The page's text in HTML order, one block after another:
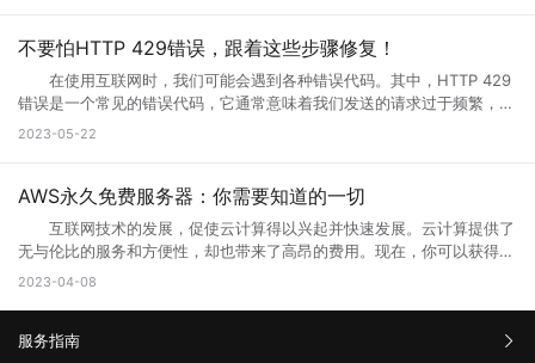
网站问题，也有可能只是网站正在升级，升级也是为了更好的保证用户访
问以及使用体验。当然也是为了安全性能，服务器软件功能会随着版本的
更新而提升。当现有的网站功能不能满足访问需求的时候也会及时升级提
未正确配置，则会导致出现502错误。如果代理服务器或网关未得到正确
配置，将无法正常地从上游服务器获取响应。 3、网络连接问题
果您的互联网连接出现问题或受到网络中断的干扰，则可能导致您的请求
无法成功连接到代理服务器或网关，这会导致错误代码502的出现。
三、如何解决错误代码502 1、刷新页面 首先尝试刷新网页。因
您的网络连接是否正常。您可以尝试与其他网站进行通信，以确定问题是
否出现在本地网络连接中。如果您的其他网站可以工作，但一个特定的网
站不起作用，那么很可能是这个网站出现了502错误。 3、清除浏览
使用其他网络连接 尝试切换到其他网络连接，例如在使用Wi-Fi时尝
试使用移动数据。通过使用其他网络连接，您可以确定是否存在网络连接
的网站做大做强的，当网站的流量高了以后网站的后台服务器可能无法接
问网站。 2、 网站营运一段时间后，由于网络技术的发展以及网络服
务器环境的改变，原网页可能出现兼容性、功能与用户体验上的缺陷，为
了更长远的发展就需要升级访问页面了。 3、 现在的网络发展很快，
对于网站优化：网站进行META标记优化,W3C标准优化,搜索引擎优化等
合理优化操作，使网站在页面的布局、结构与内容方面都对用户与搜索引
站的安全与维护：页面安全方面的升级能有效的防止黑客入侵，造成网站
破坏，数据损坏，商业机密泄露，客户资料丢失等损失;页面升级对于内
容更新调整，网页X信息清理，网络速度提升等网站维护操作;定期检查企
数据被误删或遭病毒感染、黑客破坏后，通过技术手段尽力抢救，争取恢
各种类型的应用程序或服务，包括网页应用、在线商店、社交媒体平台、
Google Chrome、Mozilla Firefox、Microsoft Edge等）在用户的计算
机或移动设备上运行。Web端的优势之一是它的跨平台性，因为用户只需
要一个支持Web浏览器的设备即可访问和使用。 这意味着无论是在桌
面电脑、笔记本电脑、平板电脑还是智能手机上，只需打开浏览器并输入
本地应用程序，Web端的应用程序不需要在用户设备上安装，而是通过互
联网直接提供服务。这使得Web端应用程序的更新和维护更加方便，用户
可以享受到实时的功能更新和改进。 web主要包括哪三个方面？
构：指的是网页的骨架，即HTML代码，它定义了网页的基本结构和内
不要怕HTTP 429错误，跟着这些步骤修复！
在使用互联网时，我们可能会遇到各种错误代码。其中，HTTP 429
错误是一个常见的错误代码，它通常意味着我们发送的请求过于频繁，服
务器无法响应。那么你知道什么是HTTP 429错误?HTTP 429错误如何修
户端发送的请求次数过于频繁。这种错误通常发生在需要进行频繁请求的
返回一个状态码，用于表示请求的结果。HTTP 429错误对应的状态码是
429。当客户端发送的请求超过服务器限制时，服务器就会返回这个状态
码。 二、为什么会出现HTTP 429错误? HTTP 429错误通常是由
以下原因造成的： 1. 请求过于频繁：当客户端发送的请求过于频繁
时，服务器无法处理这么多请求，就会返回HTTP 429错误。 2. 服务
器限制：有些服务器为了防止恶意攻击，会设置一些限制，例如每秒钟只
2023-05-22
AWS永久免费服务器：你需要知道的一切
互联网技术的发展，促使云计算得以兴起并快速发展。云计算提供了
无与伦比的服务和方便性，却也带来了高昂的费用。现在，你可以获得一
些AWS永久免费服务器，使你能够在开发和测试新的应用程序时节省不少
Web Services)是亚马逊提供的一种基于云平台的服务。AWS永久免费计
2023-04-08
服务指南